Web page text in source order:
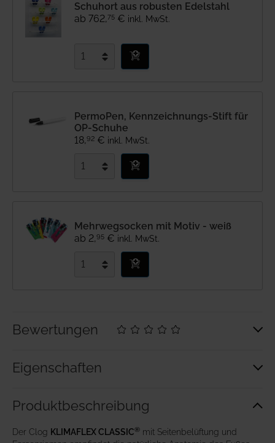
Schuhort aus robusten Edelstahl
ab 762,75 € inkl. MwSt.
PermoPen, Kennzeichnungs-Stift für
OP-Schuhe
18,92 € inkl. MwSt.
Mehrwegsocken mit Motiv - weiß
ab 2,95 € inkl. MwSt.
Bewertungen
Eigenschaften
Produkt­beschreibung
Der Clog KLIMAFLEX CLASSIC® mit Seitenbelüftung und